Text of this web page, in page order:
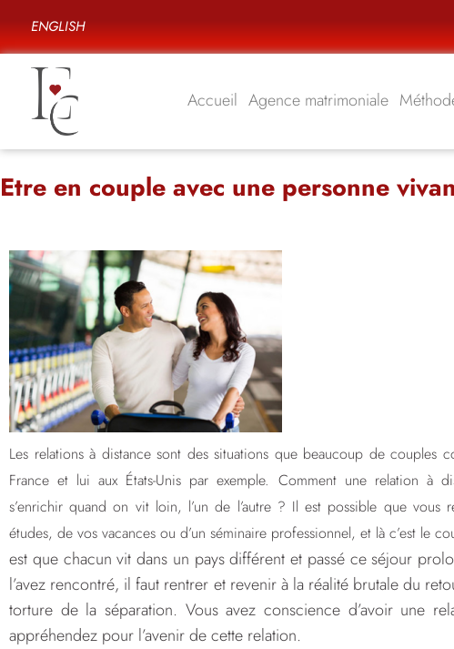
ENGLISH
Accueil Agence matrimoniale
Etre en couple avec une personne
Les relations à distance sont des situations que beaucoup de couples
France et lui aux États-Unis par exemple. Comment une relation à
s’enrichir quand on vit loin, l’un de l’autre ? Il est possible que vous
études, de vos vacances ou d’un séminaire professionnel, et là c’est le
est que chacun vit dans un pays différent et passé ce séjour
l’avez rencontré, il faut rentrer et revenir à la réalité brutale du
torture de la séparation. Vous avez conscience d’avoir une
appréhendez pour l’avenir de cette relation.